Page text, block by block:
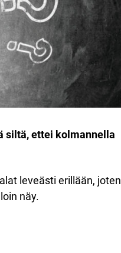
siltä, ​​ettei kolmannella
leveästi erillään, joten
näy.